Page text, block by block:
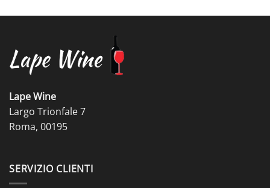
Lape Wine
Largo Trionfale 7
Roma, 00195
SERVIZIO CLIENTI